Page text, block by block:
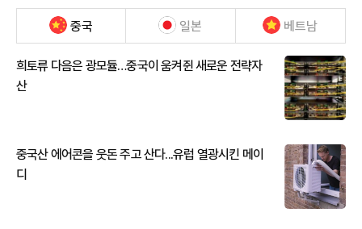
중국 일본 베트남
희토류 다음은 광모듈…중국이 움켜쥔 새로운 전략자
산
중국산 에어콘을 웃돈 주고 산다...유럽 열광시킨 메이
디